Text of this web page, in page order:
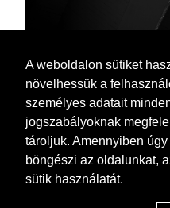
A weboldalon sütiket
növelhessük a
személyes adatait
jogszabályoknak
tároljuk. Amennyiben
böngészi az oldalunkat,
sütik használatát.